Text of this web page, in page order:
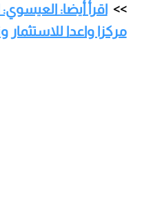
اقرأ أيضا:
مركزا واعدا للاستثمار